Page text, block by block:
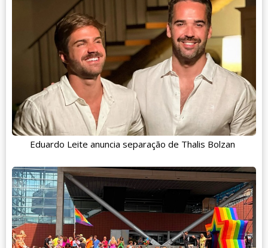
Eduardo Leite anuncia separação de Thalis Bolzan